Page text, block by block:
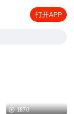
打开APP
1870